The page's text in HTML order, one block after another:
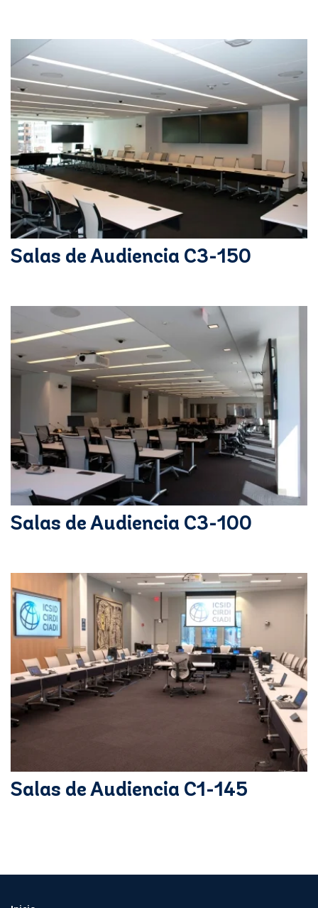
Salas de Audiencia C3-150
Salas de Audiencia C3-100
Salas de Audiencia C1-145